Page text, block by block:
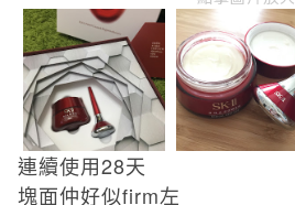
連續使用28天
塊面仲好似firm左